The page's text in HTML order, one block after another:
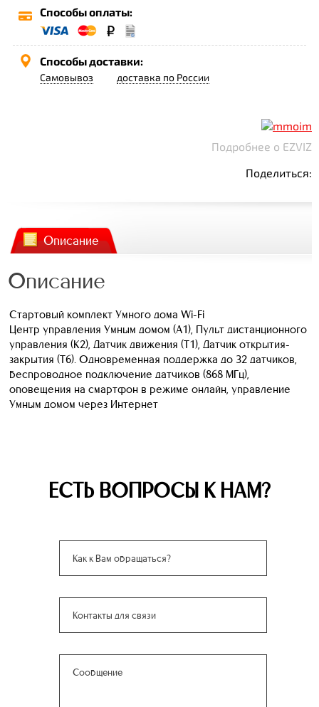
Способы оплаты:
Способы доставки:
Самовывоз доставка по России
Подробнее о EZVIZ
Поделиться:
Описание
Описание
Стартовый комплект Умного дома Wi-Fi
Центр управления Умным домом (А1), Пульт дистанционного
управления (К2), Датчик движения (Т1), Датчик открытия-
закрытия (Т6). Одновременная поддержка до 32 датчиков,
беспроводное подключение датчиков (868 МГц),
оповещения на смартфон в режиме онлайн, управление
Умным домом через Интернет
ЕСТЬ ВОПРОСЫ К НАМ?